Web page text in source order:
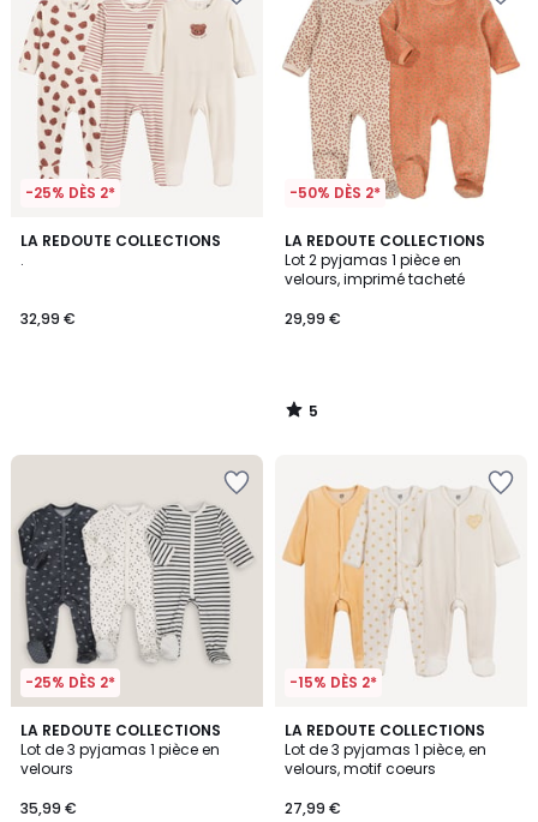
-25% DÈS 2*
LA REDOUTE COLLECTIONS
.
32,99 €
-50% DÈS 2*
LA REDOUTE COLLECTIONS
Lot 2 pyjamas 1 pièce en
velours, imprimé tacheté
29,99 €
5
/
5
5
/
-25% DÈS 2*
LA REDOUTE COLLECTIONS
Lot de 3 pyjamas 1 pièce en
velours
35,99 €
4,6
/ 5
-15% DÈS 2*
LA REDOUTE COLLECTIONS
Lot de 3 pyjamas 1 pièce, en
velours, motif coeurs
27,99 €